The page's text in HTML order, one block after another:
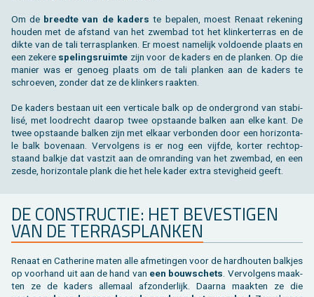
Om de breed­te van de ka­ders te be­pa­len, moest Re­naat re­ke­ning
hou­den met de af­stand van het zwem­bad tot het klin­ker­ter­ras en de
dikte van de tali terras­planken. Er moest na­me­lijk vol­doen­de plaats en
een ze­ke­re spe­lings­ruim­te zijn voor de ka­ders en de plan­ken. Op die
ma­nier was er ge­noeg plaats om de tali plan­ken aan de ka­ders te
schroe­ven, zon­der dat ze de klin­kers raak­ten.
De ka­ders be­staan uit een ver­ti­ca­le balk op de on­der­grond van sta­bi­
lisé, met lood­recht daar­op twee op­staan­de bal­ken aan elke kant. De
twee op­staan­de bal­ken zijn met el­kaar ver­bon­den door een ho­ri­zon­ta­
le balk bo­ven­aan. Ver­vol­gens is er nog een vijf­de, kor­ter recht­op­
staand balk­je dat vast­zit aan de om­ran­ding van het zwem­bad, en een
zesde, ho­ri­zon­ta­le plank die het hele kader extra ste­vig­heid geeft.
DE CON­STRUC­TIE: HET BE­VES­TI­GEN
VAN DE TERRAS­PLANKEN
Re­naat en Ca­ther­i­ne maten alle af­me­tin­gen voor de hard­hou­ten balk­jes
op voor­hand uit aan de hand van een bouw­schets. Ver­vol­gens maak­
ten ze de ka­ders al­le­maal af­zon­der­lijk. Daar­na maak­ten ze die